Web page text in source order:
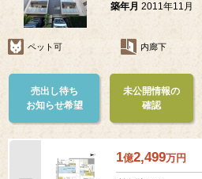
築年月 2011年11月
ペット可 内廊下
売出し待ち
お知らせ希望
未公開情報の
確認
1億2,499万円